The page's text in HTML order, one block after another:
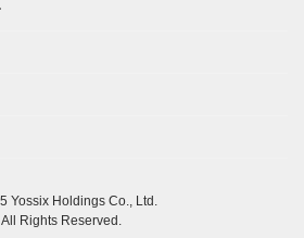
Yossix Holdings Co., Ltd.
All Rights Reserved.